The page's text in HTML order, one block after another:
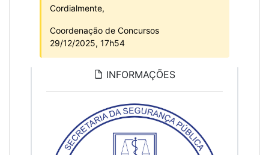
Cordialmente,
Coordenação de Concursos
29/12/2025, 17h54
INFORMAÇÕES